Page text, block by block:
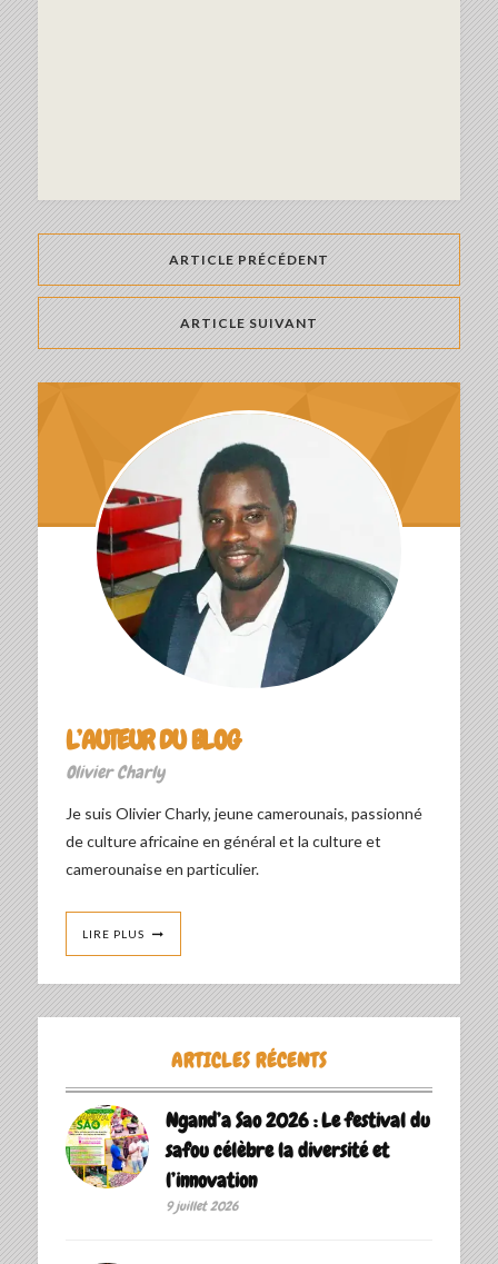
ARTICLE PRÉCÉDENT
ARTICLE SUIVANT
L’AUTEUR DU BLOG
Olivier Charly
Je suis Olivier Charly, jeune camerounais, passionné
de culture africaine en général et la culture et
camerounaise en particulier.
LIRE PLUS
ARTICLES RÉCENTS
Ngand’a Sao 2026 : Le festival du
safou célèbre la diversité et
l’innovation
9 juillet 2026